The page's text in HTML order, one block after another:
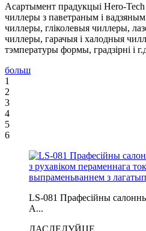
Асартымент прадукцыі Hero-
чиллеры з паветраным і
чиллеры, гліколевыя чиллеры,
чиллеры, гарачыя і халодныя
тэмпературы формы, градзірні і
больш
1
2
3
4
5
6
LS-081 Прафесійны
A...
ДАСЛЕДУЙЦЕ